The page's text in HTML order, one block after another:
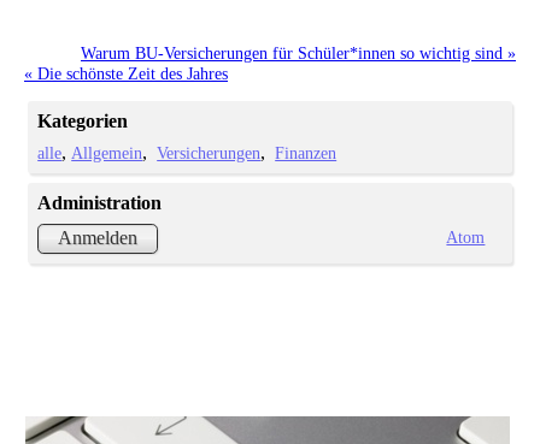
Warum BU-Versicherungen für Schüler*innen so wichtig sind »
« Die schönste Zeit des Jahres
Kategorien
alle Allgemein Versicherungen Finanzen
Administration
Anmelden
Atom